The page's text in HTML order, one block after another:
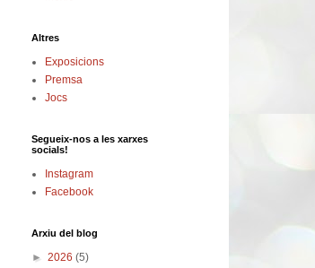
Altres
Exposicions
Premsa
Jocs
Segueix-nos a les xarxes
socials!
Instagram
Facebook
Arxiu del blog
► 2026 (5)